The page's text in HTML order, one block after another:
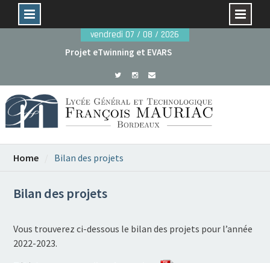
vendredi 07 / 08 / 2026
Projet eTwinning et EVARS
2026
Home Bilan des projets
Bilan des projets
Vous trouverez ci-dessous le bilan des projets pour l’année
2022-2023.